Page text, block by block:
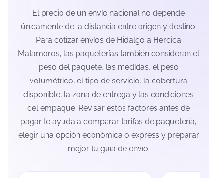
El precio de un envío nacional no depende
únicamente de la distancia entre origen y destino.
Para cotizar envíos de Hidalgo a Heroica
Matamoros, las paqueterías también consideran el
peso del paquete, las medidas, el peso
volumétrico, el tipo de servicio, la cobertura
disponible, la zona de entrega y las condiciones
del empaque. Revisar estos factores antes de
pagar te ayuda a comparar tarifas de paquetería,
elegir una opción económica o express y preparar
mejor tu guía de envío.